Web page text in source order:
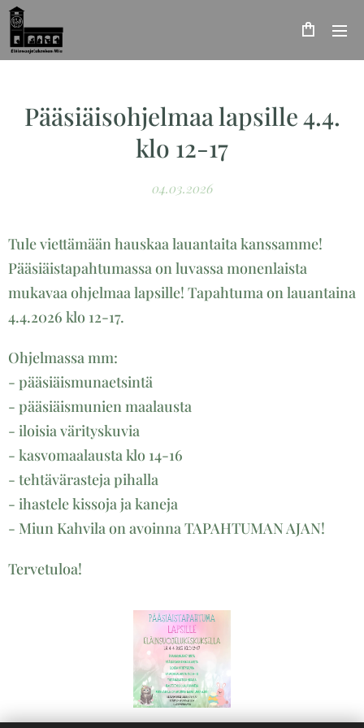
Pääsiäisohjelmaa lapsille 4.4.
klo 12-17
04.03.2026
Tule viettämään hauskaa lauantaita kanssamme!
Pääsiäistapahtumassa on luvassa monenlaista
mukavaa ohjelmaa lapsille! Tapahtuma on lauantaina
4.4.2026 klo 12-17.
Ohjelmassa mm:
- pääsiäismunaetsintä
- pääsiäismunien maalausta
- iloisia värityskuvia
- kasvomaalausta klo 14-16
- tehtävärasteja pihalla
- ihastele kissoja ja kaneja
- Miun Kahvila on avoinna TAPAHTUMAN AJAN!
Tervetuloa!